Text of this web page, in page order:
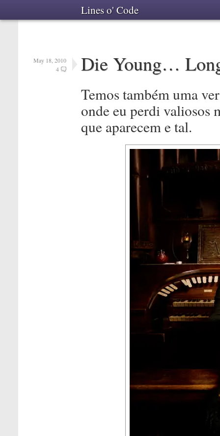
Lines o' Code
May 18, 2010
4
Die Young…
Temos também uma
onde eu perdi valiosos
que aparecem e tal.